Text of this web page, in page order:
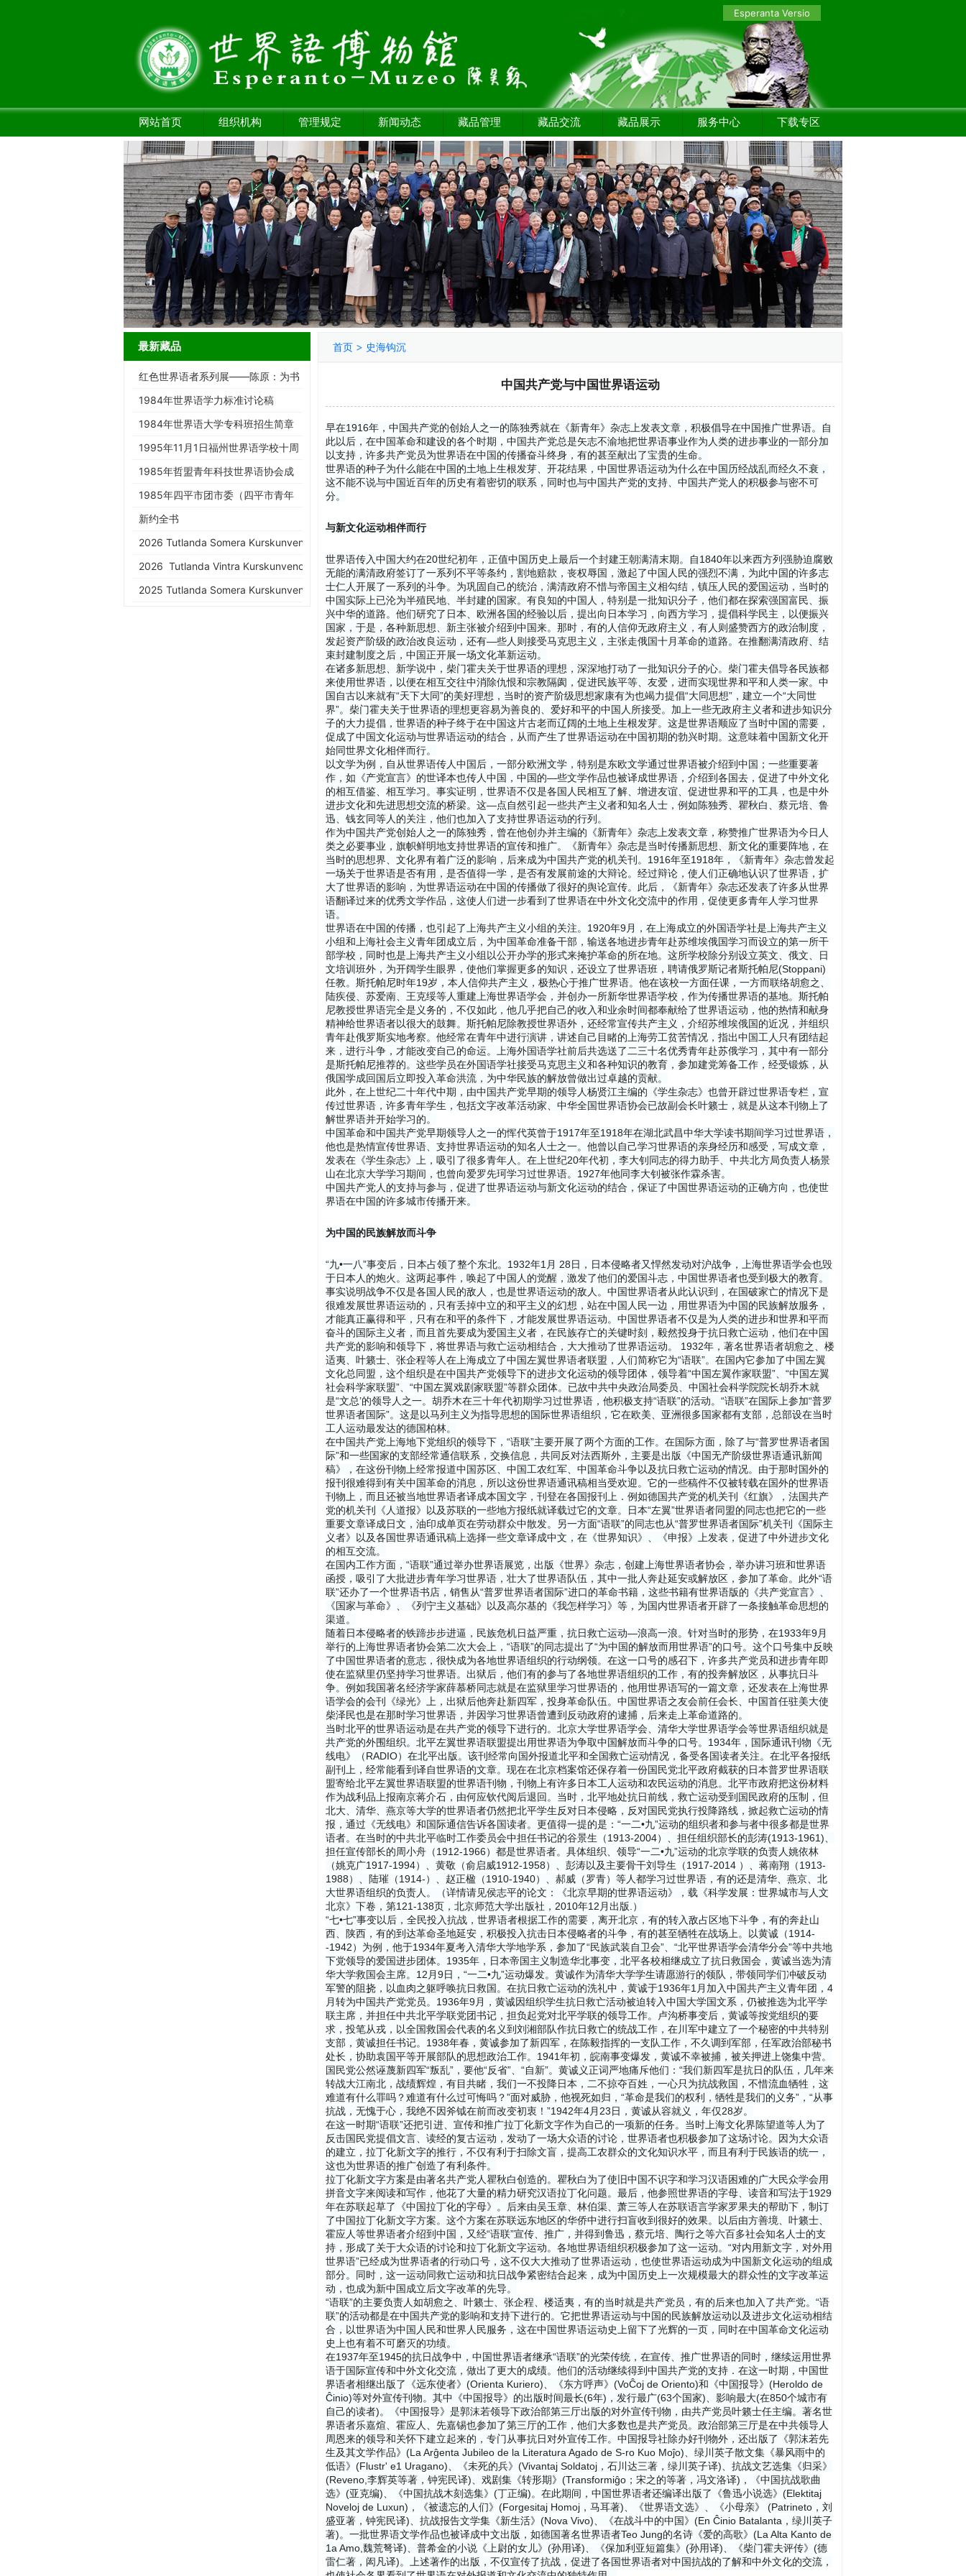
Esperanta Versio
网站首页 组织机构 管理规定 新闻动态 藏品管理 藏品交流 藏品展示 服务中心 下载专区
最新藏品
红色世界语者系列展——陈原：为书
而生的跨界智者
1984年世界语学力标准讨论稿
1984年世界语大学专科班招生简章
1995年11月1日福州世界语学校十周
年庆典请柬
1985年哲盟青年科技世界语协会成
立大会请柬
1985年四平市团市委（四平市青年
世协筹）请柬
新约全书
2026 Tutlanda Somera Kurskunveno de KEA
2026 Tutlanda Vintra Kurskunveno de KEA
2025 Tutlanda Somera Kurskunveno de KEA
首页 > 史海钩沉
中国共产党与中国世界语运动
早在1916年，中国共产党的创始人之一的陈独秀就在《新青年》杂志上发表文章，积极倡导在中国推广世界语。自
此以后，在中国革命和建设的各个时期，中国共产党总是矢志不渝地把世界语事业作为人类的进步事业的一部分加
以支持，许多共产党员为世界语在中国的传播奋斗终身，有的甚至献出了宝贵的生命。
世界语的种子为什么能在中国的土地上生根发芽、开花结果，中国世界语运动为什么在中国历经战乱而经久不衰，
这不能不说与中国近百年的历史有着密切的联系，同时也与中国共产党的支持、中国共产党人的积极参与密不可
分。
与新文化运动相伴而行
世界语传入中国大约在20世纪初年，正值中国历史上最后一个封建王朝满清末期。自1840年以来西方列强胁迫腐败
无能的满清政府签订了一系列不平等条约，割地赔款，丧权辱国，激起了中国人民的强烈不满，为此中国的许多志
士仁人开展了一系列的斗争。为巩固自己的统治，满清政府不惜与帝国主义相勾结，镇压人民的爱国运动，当时的
中国实际上已沦为半殖民地、半封建的国家。有良知的中国人，特别是一批知识分子，他们都在探索强国富民、振
兴中华的道路。他们研究了日本、欧洲各国的经验以后，提出向日本学习，向西方学习，提倡科学民主，以便振兴
国家，于是，各种新思想、新主张被介绍到中国来。那时，有的人信仰无政府主义，有人则盛赞西方的政治制度，
发起资产阶级的政治改良运动，还有—些人则接受马克思主义，主张走俄国十月革命的道路。在推翻满清政府、结
束封建制度之后，中国正开展一场文化革新运动。
在诸多新思想、新学说中，柴门霍夫关于世界语的理想，深深地打动了一批知识分子的心。柴门霍夫倡导各民族都
来使用世界语，以便在相互交往中消除仇恨和宗教隔阂，促进民族平等、友爱，进而实现世界和平和人类一家。中
国自古以来就有“天下大同”的美好理想，当时的资产阶级思想家康有为也竭力提倡“大同思想”，建立一个“大同世
界”。柴门霍夫关于世界语的理想更容易为善良的、爱好和平的中国人所接受。加上一些无政府主义者和进步知识分
子的大力提倡，世界语的种子终于在中国这片古老而辽阔的土地上生根发芽。这是世界语顺应了当时中国的需要，
促成了中国文化运动与世界语运动的结合，从而产生了世界语运动在中国初期的勃兴时期。这意味着中国新文化开
始同世界文化相伴而行。
以文学为例，自从世界语传人中国后，一部分欧洲文学，特别是东欧文学通过世界语被介绍到中国；一些重要著
作，如《产党宣言》的世译本也传人中国，中国的—些文学作品也被译成世界语，介绍到各国去，促进了中外文化
的相互借鉴、相互学习。事实证明，世界语不仅是各国人民相互了解、增进友谊、促进世界和平的工具，也是中外
进步文化和先进思想交流的桥梁。这—点自然引起一些共产主义者和知名人士，例如陈独秀、瞿秋白、蔡元培、鲁
迅、钱玄同等人的关注，他们也加入了支持世界语运动的行列。
作为中国共产党创始人之一的陈独秀，曾在他创办并主编的《新青年》杂志上发表文章，称赞推广世界语为今日人
类之必要事业，旗帜鲜明地支持世界语的宣传和推广。《新青年》杂志是当时传播新思想、新文化的重要阵地，在
当时的思想界、文化界有着广泛的影响，后来成为中国共产党的机关刊。1916年至1918年，《新青年》杂志曾发起
一场关于世界语是否有用，是否值得一学，是否有发展前途的大辩论。经过辩论，使人们正确地认识了世界语，扩
大了世界语的影响，为世界语运动在中国的传播做了很好的舆论宣传。此后，《新青年》杂志还发表了许多从世界
语翻译过来的优秀文学作品，这使人们进一步看到了世界语在中外文化交流中的作用，促使更多青年人学习世界
语。
世界语在中国的传播，也引起了上海共产主义小组的关注。1920年9月，在上海成立的外国语学社是上海共产主义
小组和上海社会主义青年团成立后，为中国革命准备干部，输送各地进步青年赴苏维埃俄国学习而设立的第一所干
部学校，同时也是上海共产主义小组以公开办学的形式来掩护革命的所在地。这所学校除分别设立英文、俄文、日
文培训班外，为开阔学生眼界，使他们掌握更多的知识，还设立了世界语班，聘请俄罗斯记者斯托帕尼(Stoppani)
任教。斯托帕尼时年19岁，本人信仰共产主义，极热心于推广世界语。他在该校一方面任课，一方而联络胡愈之、
陆疾侵、苏爱南、王克绥等人重建上海世界语学会，并创办一所新华世界语学校，作为传播世界语的基地。斯托帕
尼教授世界语完全是义务的，不仅如此，他几乎把自己的收入和业余时间都奉献给了世界语运动，他的热情和献身
精神给世界语者以很大的鼓舞。斯托帕尼除教授世界语外，还经常宣传共产主义，介绍苏维埃俄国的近况，并组织
青年赴俄罗斯实地考察。他经常在青年中进行演讲，讲述自己目睹的上海劳工贫苦情况，指出中国工人只有团结起
来，进行斗争，才能改变自己的命运。上海外国语学社前后共选送了二三十名优秀青年赴苏俄学习，其中有一部分
是斯托帕尼推荐的。这些学员在外国语学社接受马克思主义和各种知识的教育，参加建党筹备工作，经受锻炼，从
俄国学成回国后立即投入革命洪流，为中华民族的解放曾做出过卓越的贡献。
此外，在上世纪二十年代中期，由中国共产党早期的领导人杨贤江主编的《学生杂志》也曾开辟过世界语专栏，宣
传过世界语，许多青年学生，包括文字改革活动家、中华全国世界语协会已故副会长叶籁士，就是从这本刊物上了
解世界语并开始学习的。
中国革命和中国共产党早期领导人之一的恽代英曾于1917年至1918年在湖北武昌中华大学读书期间学习过世界语，
他也是热情宣传世界语、支持世界语运动的知名人士之一。他曾以自己学习世界语的亲身经历和感受，写成文章，
发表在《学生杂志》上，吸引了很多青年人。在上世纪20年代初，李大钊同志的得力助手、中共北方局负责人杨景
山在北京大学学习期间，也曾向爱罗先珂学习过世界语。1927年他同李大钊被张作霖杀害。
中国共产党人的支持与参与，促进了世界语运动与新文化运动的结合，保证了中国世界语运动的正确方向，也使世
界语在中国的许多城市传播开来。
为中国的民族解放而斗争
“九•一八”事变后，日本占领了整个东北。1932年1月 28日，日本侵略者又悍然发动对沪战争，上海世界语学会也毁
于日本人的炮火。这两起事件，唤起了中国人的觉醒，激发了他们的爱国斗志，中国世界语者也受到极大的教育。
事实说明战争不仅是各国人民的敌人，也是世界语运动的敌人。中国世界语者从此认识到，在国破家亡的情况下是
很难发展世界语运动的，只有丢掉中立的和平主义的幻想，站在中国人民一边，用世界语为中国的民族解放服务，
才能真正赢得和平，只有在和平的条件下，才能发展世界语运动。中国世界语者不仅是为人类的进步和世界和平而
奋斗的国际主义者，而且首先要成为爱国主义者，在民族存亡的关键时刻，毅然投身于抗日救亡运动，他们在中国
共产党的影响和领导下，将世界语与救亡运动相结合，大大推动了世界语运动。 1932年，著名世界语者胡愈之、楼
适夷、叶籁士、张企程等人在上海成立了中国左翼世界语者联盟，人们简称它为“语联”。在国内它参加了中国左翼
文化总同盟，这个组织是在中国共产党领导下的进步文化运动的领导团体，领导着“中国左翼作家联盟”、“中国左翼
社会科学家联盟”、“中国左翼戏剧家联盟”等群众团体。已故中共中央政治局委员、中国社会科学院院长胡乔木就
是“文总’的领导人之一。胡乔木在三十年代初期学习过世界语，他积极支持“语联”的活动。“语联”在国际上参加“普罗
世界语者国际”。这是以马列主义为指导思想的国际世界语组织，它在欧美、亚洲很多国家都有支部，总部设在当时
工人运动最发达的德国柏林。
在中国共产党上海地下党组织的领导下，“语联”主要开展了两个方面的工作。在国际方面，除了与“普罗世界语者国
际”和一些国家的支部经常通信联系，交换信息，共同反对法西斯外，主要是出版《中国无产阶级世界语通讯新闻
稿》，在这份刊物上经常报道中国苏区、中国工农红军、中国革命斗争以及抗日救亡运动的情况。由于那时国外的
报刊很难得到有关中国革命的消息，所以这份世界语通讯稿相当受欢迎。它的一些稿件不仅被转载在国外的世界语
刊物上，而且还被当地世界语者译成本国文字，刊登在各国报刊上．例如德国共产党的机关刊《红旗》，法国共产
党的机关刊《人道报》以及苏联的一些地方报纸就译载过它的文章。日本“左翼”世界语者同盟的同志也把它的一些
重要文章译成日文，油印成单页在劳动群众中散发。另一方面“语联”的同志也从“普罗世界语者国际”机关刊《国际主
义者》以及各国世界语通讯稿上选择一些文章译成中文，在《世界知识》、《申报》上发表，促进了中外进步文化
的相互交流。
在国内工作方面，“语联”通过举办世界语展览，出版《世界》杂志，创建上海世界语者协会，举办讲习班和世界语
函授，吸引了大批进步青年学习世界语，壮大了世界语队伍，其中一批人奔赴延安或解放区，参加了革命。此外“语
联”还办了一个世界语书店，销售从“普罗世界语者国际”进口的革命书籍，这些书籍有世界语版的《共产党宣言》、
《国家与革命》、《列宁主义基础》以及高尔基的《我怎样学习》等，为国内世界语者开辟了一条接触革命思想的
渠道。
随着日本侵略者的铁蹄步步进逼，民族危机日益严重，抗日救亡运动—浪高一浪。针对当时的形势，在1933年9月
举行的上海世界语者协会第二次大会上，“语联”的同志提出了“为中国的解放而用世界语”的口号。这个口号集中反映
了中国世界语者的意志，很快成为各地世界语组织的行动纲领。在这一口号的感召下，许多共产党员和进步青年即
使在监狱里仍坚持学习世界语。出狱后，他们有的参与了各地世界语组织的工作，有的投奔解放区，从事抗日斗
争。例如我国著名经济学家薛慕桥同志就是在监狱里学习世界语的，他用世界语写的一篇文章，还发表在上海世界
语学会的会刊《绿光》上，出狱后他奔赴新四军，投身革命队伍。中国世界语之友会前任会长、中国首任驻美大使
柴泽民也是在那时学习世界语，并因学习世界语曾遭到反动政府的逮捕，后来走上革命道路的。
当时北平的世界语运动是在共产党的领导下进行的。北京大学世界语学会、清华大学世界语学会等世界语组织就是
共产党的外围组织。北平左翼世界语联盟提出用世界语为争取中国解放而斗争的口号。1934年，国际通讯刊物《无
线电》（RADIO）在北平出版。该刊经常向国外报道北平和全国救亡运动情况，备受各国读者关注。在北平各报纸
副刊上，经常能看到译自世界语的文章。现在在北京档案馆还保存着一份国民党北平政府截获的日本普罗世界语联
盟寄给北平左翼世界语联盟的世界语刊物，刊物上有许多日本工人运动和农民运动的消息。北平市政府把这份材料
作为战利品上报南京蒋介石，由何应钦代阅后退回。当时，北平地处抗日前线，救亡运动受到国民政府的压制，但
北大、清华、燕京等大学的世界语者仍然把北平学生反对日本侵略，反对国民党执行投降路线，掀起救亡运动的情
报，通过《无线电》和国际通信告诉各国读者。更值得一提的是：“一二•九”运动的组织者和参与者中很多都是世界
语者。在当时的中共北平临时工作委员会中担任书记的谷景生（1913-2004）、担任组织部长的彭涛(1913-1961)、
担任宣传部长的周小舟（1912-1966）都是世界语者。具体组织、领导“一二•九”运动的北京学联的负责人姚依林
（姚克广1917-1994）、黄敬（俞启威1912-1958）、彭涛以及主要骨干刘导生（1917-2014 ）、蒋南翔（1913-
1988）、陆璀（1914-）、赵正楹（1910-1940）、郝威（罗青）等人都学习过世界语，有的还是清华、燕京、北
大世界语组织的负责人。（详情请见侯志平的论文：《北京早期的世界语运动》，载《科学发展：世界城市与人文
北京》下卷，第121-138页，北京师范大学出版社，2010年12月出版.）
“七•七”事变以后，全民投入抗战，世界语者根据工作的需要，离开北京，有的转入敌占区地下斗争，有的奔赴山
西、陕西，有的到达革命圣地延安，积极投入抗击日本侵略者的斗争，有的甚至牺牲在战场上。以黄诚（1914-
-1942）为例，他于1934年夏考入清华大学地学系，参加了“民族武装自卫会”、“北平世界语学会清华分会”等中共地
下党领导的爱国进步团体。1935年，日本帝国主义制造华北事变，北平各校相继成立了抗日救国会，黄诚当选为清
华大学救国会主席。12月9日，“一二•九”运动爆发。黄诚作为清华大学学生请愿游行的领队，带领同学们冲破反动
军警的阻挠，以血肉之躯呼唤抗日救国。在抗日救亡运动的洗礼中，黄诚于1936年1月加入中国共产主义青年团，4
月转为中国共产党党员。1936年9月，黄诚因组织学生抗日救亡活动被迫转入中国大学国文系，仍被推选为北平学
联主席，并担任中共北平学联党团书记，担负起党对北平学联的领导工作。卢沟桥事变后，黄诚等按党组织的要
求，投笔从戎，以全国救国会代表的名义到刘湘部队作抗日救亡的统战工作，在川军中建立了一个秘密的中共特别
支部，黄诚担任书记。1938年春，黄诚参加了新四军，在陈毅指挥的一支队工作，不久调到军部，任军政治部秘书
处长，协助袁国平等开展部队的思想政治工作。1941年初，皖南事变爆发，黄诚不幸被捕，被关押进上饶集中营。
国民党公然诬蔑新四军“叛乱”，要他“反省”、“自新”。黄诚义正词严地痛斥他们：“我们新四军是抗日的队伍，几年来
转战大江南北，战绩辉煌，有目共睹，我们一不投降日本，二不掠夺百姓，一心只为抗战救国，不惜流血牺牲，这
难道有什么罪吗？难道有什么过可悔吗？”面对威胁，他视死如归，“革命是我们的权利，牺牲是我们的义务”，“从事
抗战，无愧于心，我绝不因斧钺在前而改变初衷！”1942年4月23日，黄诚从容就义，年仅28岁。
在这一时期“语联”还把引进、宣传和推广拉丁化新文字作为自己的一项新的任务。当时上海文化界陈望道等人为了
反击国民党提倡文言、读经的复古运动，发动了一场大众语的讨论，世界语者也积极参加了这场讨论。因为大众语
的建立，拉丁化新文字的推行，不仅有利于扫除文盲，提高工农群众的文化知识水平，而且有利于民族语的统一，
这也为世界语的推广创造了有利条件。
拉丁化新文字方案是由著名共产党人瞿秋白创造的。瞿秋白为了使旧中国不识字和学习汉语困难的广大民众学会用
拼音文字来阅读和写作，他花了大量的精力研究汉语拉丁化问题。最后，他参照世界语的字母、读音和写法于1929
年在苏联起草了《中国拉丁化的字母》。后来由吴玉章、林伯渠、萧三等人在苏联语言学家罗果夫的帮助下，制订
了中国拉丁化新文字方案。这个方案在苏联远东地区的华侨中进行扫盲收到很好的效果。以后由方善境、叶籁士、
霍应人等世界语者介绍到中国，又经“语联”宣传、推广，并得到鲁迅，蔡元培、陶行之等六百多社会知名人士的支
持，形成了关于大众语的讨论和拉丁化新文字运动。各地世界语组织积极参加了这一运动。“对内用新文字，对外用
世界语”已经成为世界语者的行动口号，这不仅大大推动了世界语运动，也使世界语运动成为中国新文化运动的组成
部分。同时，这一运动同救亡运动和抗日战争紧密结合起来，成为中国历史上一次规模最大的群众性的文字改革运
动，也成为新中国成立后文字改革的先导。
“语联”的主要负责人如胡愈之、叶籁士、张企程、楼适夷，有的当时就是共产党员，有的后来也加入了共产党。“语
联”的活动都是在中国共产党的影响和支持下进行的。它把世界语运动与中国的民族解放运动以及进步文化运动相结
合，以世界语为中国人民和世界人民服务，这在中国世界语运动史上留下了光辉的一页，同时在中国革命文化运动
史上也有着不可磨灭的功绩。
在1937年至1945的抗日战争中，中国世界语者继承“语联”的光荣传统，在宣传、推广世界语的同时，继续运用世界
语于国际宣传和中外文化交流，做出了更大的成绩。他们的活动继续得到中国共产党的支持．在这一时期，中国世
界语者相继出版了《远东使者》(Orienta Kuriero)、《东方呼声》(VoĈoj de Oriento)和《中国报导》(Heroldo de
Ĉinio)等对外宣传刊物。其中《中国报导》的出版时间最长(6年)，发行最广(63个国家)、影响最大(在850个城市有
自己的读者)。《中国报导》是郭沫若领导下政治部第三厅出版的对外宣传刊物，由共产党员叶籁士任主编。著名世
界语者乐嘉煊、霍应人、先嘉锡也参加了第三厅的工作，他们大多数也是共产党员。政治部第三厅是在中共领导人
周恩来的领导和关怀下建立起来的，专门从事抗日对外宣传工作。中国报导社除办好刊物外，还出版了《郭沫若先
生及其文学作品》(La Arĝenta Jubileo de la Literatura Agado de S-ro Kuo Moĵo)、绿川英子散文集《暴风雨中的
低语》(Flustr' e1 Uragano)、《未死的兵》(Vivantaj Soldatoj，石川达三著，绿川英子译)、抗战文艺选集《归采》
(Reveno,李辉英等著，钟宪民译)、戏剧集《转形期》(Transformiĝo；宋之的等著，冯文洛译)，《中国抗战歌曲
选》(亚克编)、《中国抗战木刻选集》(丁正编)。在此期间，中国世界语者还编译出版了《鲁迅小说选》(Elektitaj
Noveloj de Luxun)，《被遗忘的人们》(Forgesitaj Homoj，马耳著)、《世界语文选》、《小母亲》 (Patrineto，刘
盛亚著，钟宪民译)、抗战报告文学集《新生活》(Nova Vivo)、《在战斗中的中国》(En Ĉinio Batalanta，绿川英子
著)。一批世界语文学作品也被译成中文出版，如德国著名世界语者Teo Jung的名诗《爱的高歌》(La Alta Kanto de
1a Amo,魏荒弩译)、普希金的小说《上尉的女儿》(孙用译)、《保加利亚短篇集》(孙用译)、《柴门霍夫评传》(德
雷仁著，闳凡译)。上述著作的出版，不仅宣传了抗战，促进了各国世界语者对中国抗战的了解和中外文化的交流，